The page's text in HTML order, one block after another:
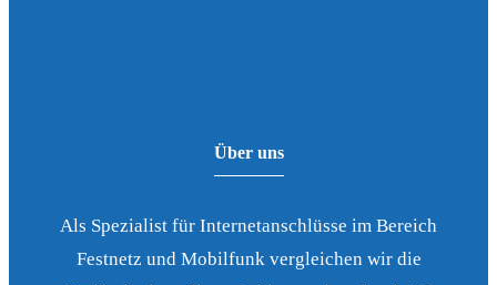
Über uns
Als Spezialist für Internetanschlüsse im Bereich
Festnetz und Mobilfunk vergleichen wir die